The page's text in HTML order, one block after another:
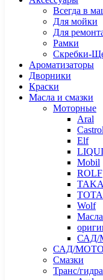
Всегда в
Для мойки
Для
Рамки
Скребки-
Ароматизаторы
Дворники
Краски
Масла и смазки
Моторные
Aral
Castrol
Elf
Mobil
ROLF
Wolf
САД/
САД/МОТО
Смазки
Транс/